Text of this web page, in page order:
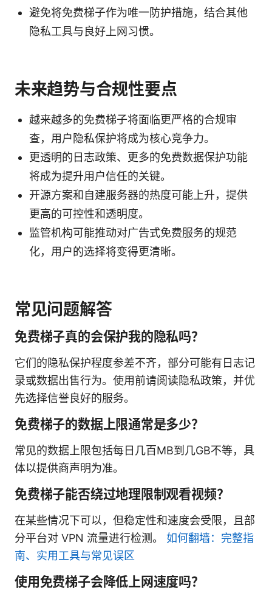
避免将免费梯子作为唯一防护措施，结合其他
隐私工具与良好上网习惯。
未来趋势与合规性要点
越来越多的免费梯子将面临更严格的合规审
查，用户隐私保护将成为核心竞争力。
更透明的日志政策、更多的免费数据保护功能
将成为提升用户信任的关键。
开源方案和自建服务器的热度可能上升，提供
更高的可控性和透明度。
监管机构可能推动对广告式免费服务的规范
化，用户的选择将变得更清晰。
常见问题解答
免费梯子真的会保护我的隐私吗？
它们的隐私保护程度参差不齐，部分可能有日志记
录或数据出售行为。使用前请阅读隐私政策，并优
先选择信誉良好的服务。
免费梯子的数据上限通常是多少？
常见的数据上限包括每日几百MB到几GB不等，具
体以提供商声明为准。
免费梯子能否绕过地理限制观看视频？
在某些情况下可以，但稳定性和速度会受限，且部
分平台对 VPN 流量进行检测。 如何翻墙：完整指
南、实用工具与常见误区
使用免费梯子会降低上网速度吗？